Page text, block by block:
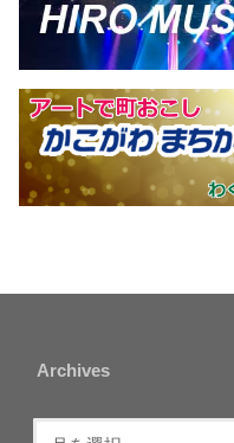
Archives